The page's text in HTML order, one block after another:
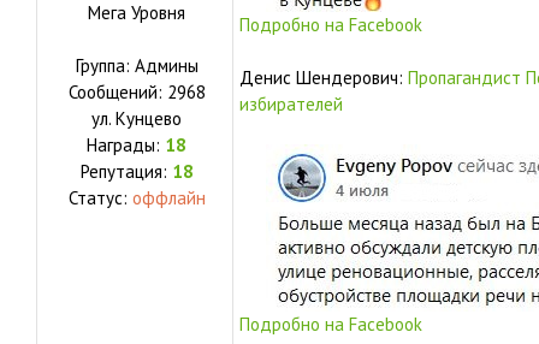
Мега Уровня
Группа: Админы
Сообщений: 2968
ул. Кунцево
Награды: 18
Репутация: 18
Статус: оффлайн
Подробно на Facebook
Денис Шендерович: Пропагандист
избирателей
Подробно на Facebook